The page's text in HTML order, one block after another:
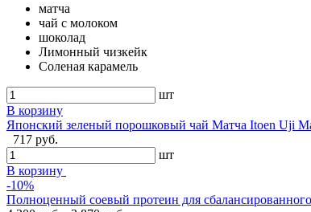
матча
чай с молоком
шоколад
Лимонный чизкейк
Соленая карамель
шт
В корзину
Японский зеленый порошковый чай Матча Itoen Uji
717 руб.
шт
В корзину
-10%
Полноценный соевый протеин для